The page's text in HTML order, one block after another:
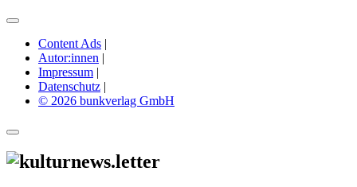
Content Ads |
Autor:innen |
Impressum |
Datenschutz |
© 2026 bunkverlag GmbH